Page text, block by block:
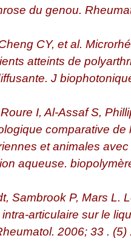
du genou.
CY, et al.
atteints de
J
I, Al-Assaf S,
comparative de
et animales avec
aqueuse.
Sambrook P, Mars L.
articulaire sur le
2006; 33 . (5)